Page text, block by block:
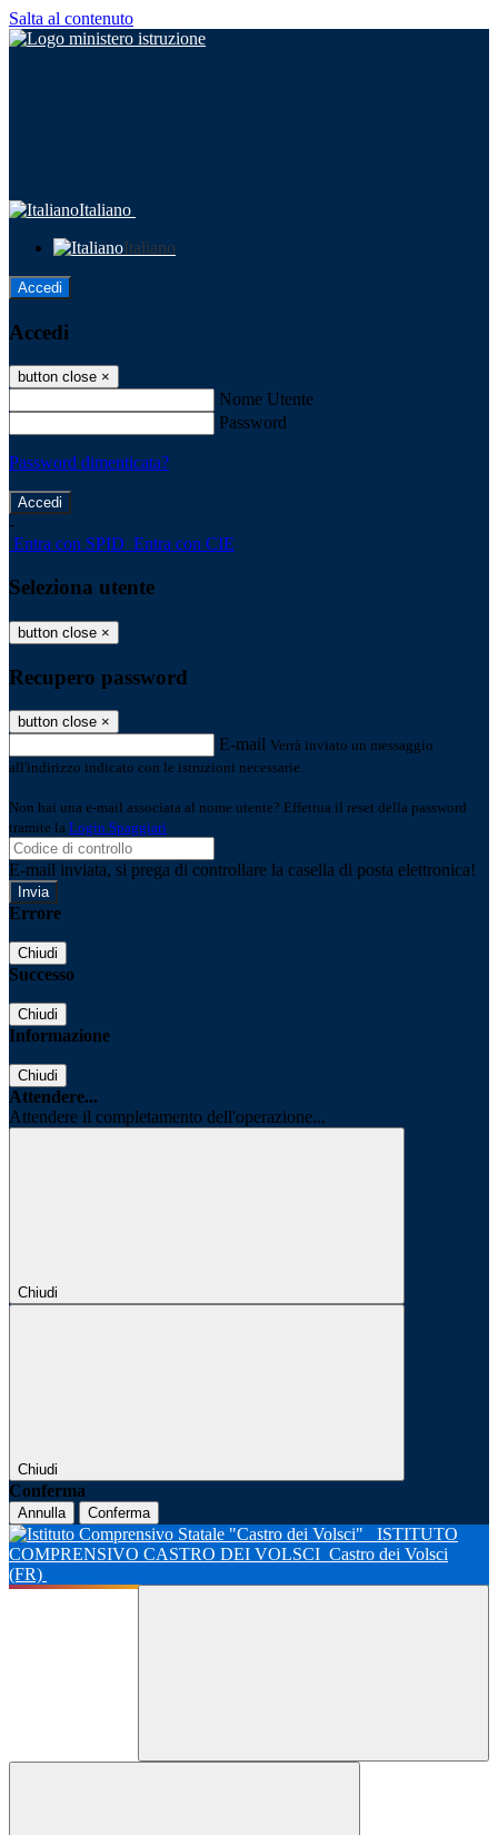
Salta al contenuto
Italiano
Italiano
Accedi
Accedi
button close ×
Nome Utente
Password
Password dimenticata?
-
Entra con SPID Entra con CIE
Seleziona utente
button close ×
Recupero password
button close ×
E-mail Verrà inviato un messaggio
all'indirizzo indicato con le istruzioni necessarie.
Non hai una e-mail associata al nome utente? Effettua il reset della password
tramite la Login Spaggiari
E-mail inviata, si prega di controllare la casella di posta elettronica!
Errore
Chiudi
Successo
Chiudi
Informazione
Chiudi
Attendere...
Attendere il completamento dell'operazione...
Chiudi
Chiudi
Conferma
Annulla Conferma
ISTITUTO
COMPRENSIVO CASTRO DEI VOLSCI Castro dei Volsci
(FR)